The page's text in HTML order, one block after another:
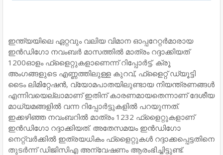
ഇന്ത്യയിലെ ഏറ്റവും വലിയ വിമാന ഓപ്പറേറ്റർമാരായ
ഇൻഡിഗോ നവംബർ മാസത്തിൽ മാത്രം റദ്ദാക്കിയത്
1200ഓളം ഫ്‌ളൈറ്റുകളാണെന്ന് റിപ്പോർട്ട്. ക്രൂ
അംഗങ്ങളുടെ എണ്ണത്തിലുള്ള കുറവ്, ഫ്‌ളൈറ്റ് ഡ്യൂട്ടി
ടൈം ലിമിറ്റേഷൻ, വ്യോമപാതയിലുണ്ടായ നിയന്ത്രണങ്ങൾ
എന്നിവയെല്ലാമാണ് ഇതിന് കാരണമായതെന്നാണ് ദേശീയ
മാധ്യമങ്ങളില്‍ വന്ന റിപ്പോർട്ടുകളില്‍ പറയുന്നത്.
ഇക്കഴിഞ്ഞ നവംബറിൽ മാത്രം 1232 ഫ്‌ളൈറ്റുകളാണ്
ഇൻഡിഗോ റദ്ദാക്കിയത്. അതേസമയം ഇന്‍ഡിഗോ
നെറ്റ്‌വര്‍ക്കില്‍ ഇത്രയധികം ഫ്‌ളൈറ്റുകള്‍ റദ്ദാക്കപ്പെട്ടതിനെ
തുടര്‍ന്ന് ഡിജിസിഎ അന്വേഷണം ആരംഭിച്ചിട്ടുണ്ട്.